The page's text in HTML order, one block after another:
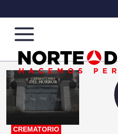
Norte
de
Ciudad
Más
que
noticias,
hacemos periodismo
CREMATORIO